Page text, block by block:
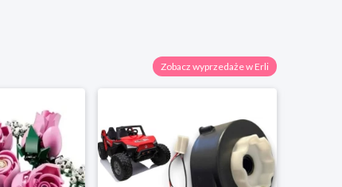
Zobacz wyprzedaże w Erli